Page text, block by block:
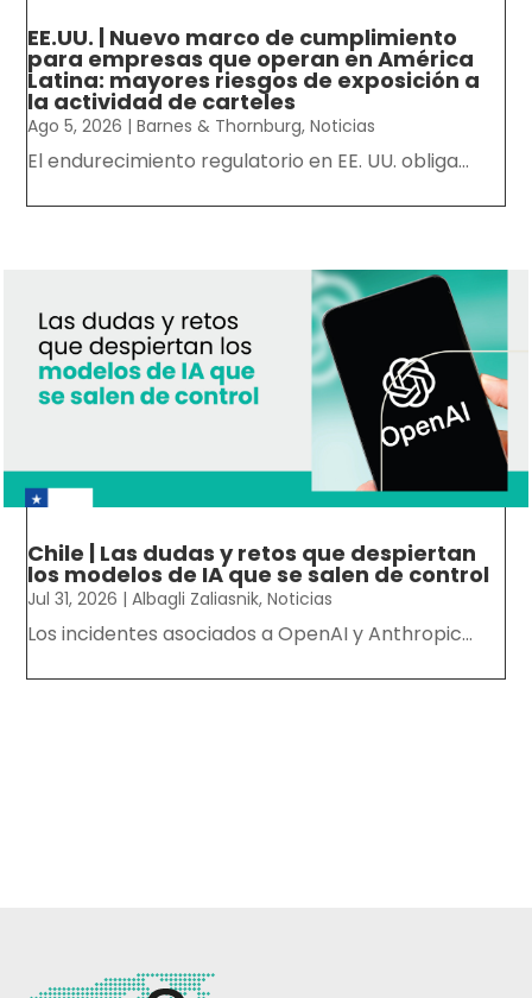
EE.UU. | Nuevo marco de cumplimiento
para empresas que operan en América
Latina: mayores riesgos de exposición a
la actividad de carteles
Ago 5, 2026 |Barnes & Thornburg,Noticias
El endurecimiento regulatorio en EE. UU. obliga...
Chile | Las dudas y retos que despiertan
los modelos de IA que se salen de control
Jul 31, 2026 |Albagli Zaliasnik,Noticias
Los incidentes asociados a OpenAI y Anthropic...